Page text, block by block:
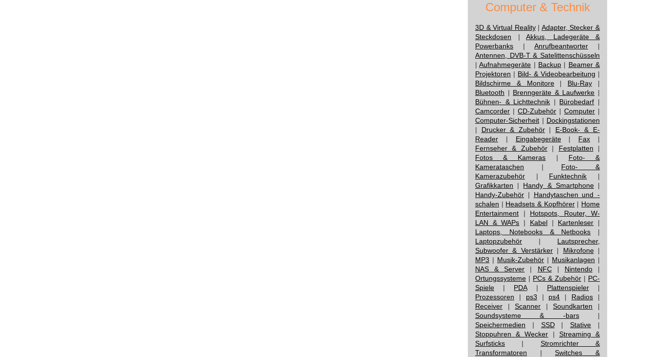
Computer & Technik
3D & Virtual Reality| Adapter, Stecker &
Steckdosen | Akkus, Ladegeräte &
Powerbanks | Anrufbeantworter |
Antennen, DVB-T & Satelittenschüsseln
|Aufnahmegeräte | Backup | Beamer &
Projektoren | Bild- & Videobearbeitung |
Bildschirme & Monitore| Blu-Ray |
Bluetooth | Brenngeräte & Laufwerke |
Bühnen- & Lichttechnik | Bürobedarf |
Camcorder | CD-Zubehör | Computer |
Computer-Sicherheit | Dockingstationen
| Drucker & Zubehör| E-Book- & E-
Reader | Eingabegeräte| Fax |
Fernseher & Zubehör| Festplatten |
Fotos & Kameras | Foto- &
Kamerataschen | Foto- &
Kamerazubehör | Funktechnik |
Grafikkarten | Handy & Smartphone|
Handy-Zubehör | Handytaschen und -
schalen | Headsets & Kopfhörer| Home
Entertainment | Hotspots, Router, W-
LAN & WAPs | Kabel| Kartenleser |
Laptops, Notebooks & Netbooks |
Laptopzubehör | Lautsprecher,
Subwoofer & Verstärker| Mikrofone|
MP3 | Musik-Zubehör | Musikanlagen |
NAS & Server | NFC| Nintendo|
Ortungssysteme | PCs & Zubehör | PC-
Spiele | PDA| Plattenspieler|
Prozessoren | ps3 | ps4 | Radios |
Receiver |Scanner |Soundkarten |
Soundsysteme & -bars|
Speichermedien | SSD|Stative |
Stoppuhren & Wecker | Streaming &
Surfsticks | Stromrichter &
Transformatoren |Switches &